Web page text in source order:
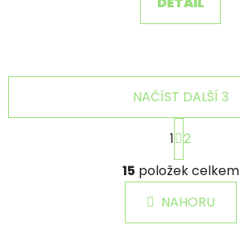
O
v
l
á
d
NAČÍST DALŠÍ 3
S
t
r
á
n
k
1 2
15 položek celkem
NAHORU